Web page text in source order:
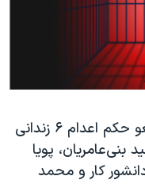
سازمان حقوق بشر ایران خواستار لغو حکم اعدام ۶ زندانی
بنی‌عامریان، پویا
كار و محمد